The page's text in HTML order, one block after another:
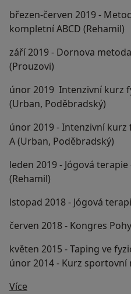
březen-červen 2019 -
kompletní ABCD (Rehamil)
září 2019 - Dornova
(Prouzovi)
únor 2019 Intenzivní kurz
(Urban, Poděbradský)
únor 2019 - Intenzivní
A (Urban, Poděbradský)
leden 2019 - Jógová
(Rehamil)
lstopad 2018 - Jógová
červen 2018 - Kongres
květen 2015 - Taping ve
únor 2014 - Kurz sportovní
Více